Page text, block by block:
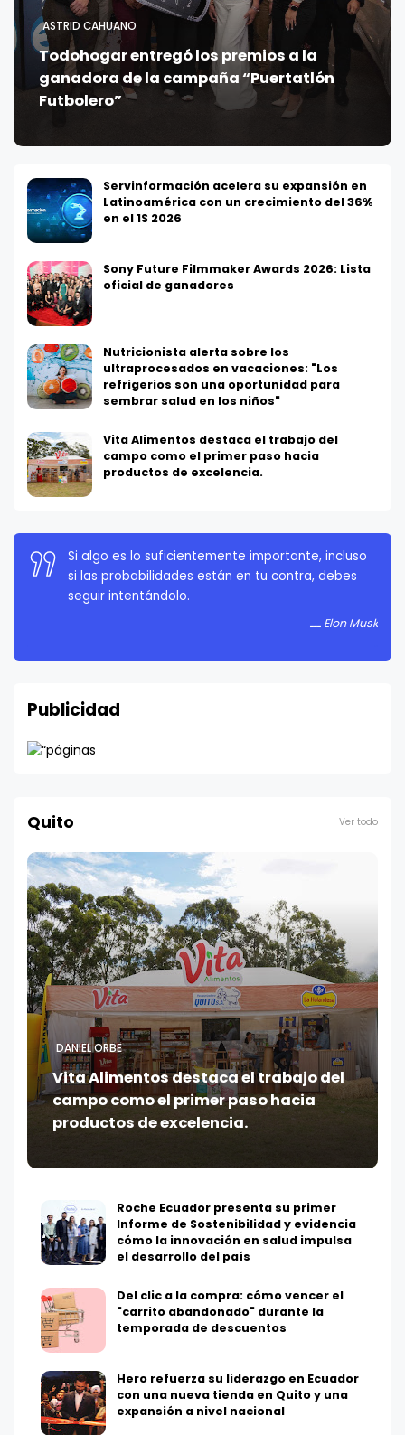
ASTRID CAHUANO
Todohogar entregó los premios a la
ganadora de la campaña “Puertatlón
Futbolero”
Servinformación acelera su expansión en
Latinoamérica con un crecimiento del 36%
en el 1S 2026
Sony Future Filmmaker Awards 2026: Lista
oficial de ganadores
Nutricionista alerta sobre los
ultraprocesados en vacaciones: "Los
refrigerios son una oportunidad para
sembrar salud en los niños"
Vita Alimentos destaca el trabajo del
campo como el primer paso hacia
productos de excelencia.
La persistencia es muy importante. No debes
rendirte a menos que estés obligado a rendirte.
Publicidad
Quito Ver todo
DANIEL ORBE
Vita Alimentos destaca el trabajo del
campo como el primer paso hacia
productos de excelencia.
Roche Ecuador presenta su primer
Informe de Sostenibilidad y evidencia
cómo la innovación en salud impulsa
el desarrollo del país
Del clic a la compra: cómo vencer el
"carrito abandonado" durante la
temporada de descuentos
Hero refuerza su liderazgo en Ecuador
con una nueva tienda en Quito y una
expansión a nivel nacional